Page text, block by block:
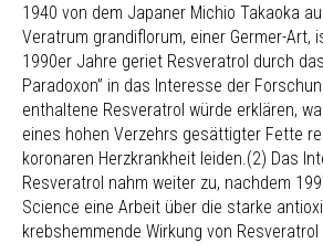
1940 von dem Japaner Michio Takaoka
Veratrum grandiflorum, einer Germer-Art,
1990er Jahre geriet Resveratrol durch
Paradoxon” in das Interesse der
enthaltene Resveratrol würde erklären,
eines hohen Verzehrs gesättigter Fette
koronaren Herzkrankheit leiden.(2) Das
Resveratrol nahm weiter zu, nachdem
Science eine Arbeit über die starke
krebshemmende Wirkung von